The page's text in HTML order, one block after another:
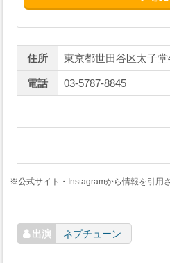
住所 東京都世田谷区太子堂
電話 03-5787-8845
※公式サイト・Instagramから情報を引用
ネプチューン